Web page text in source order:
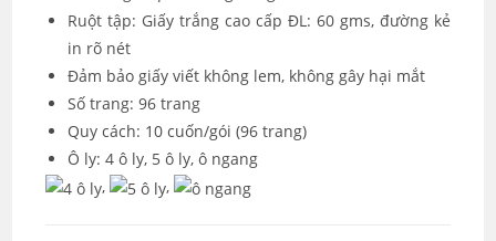
Ruột tập: Giấy trắng cao cấp ĐL: 60 gms, đường kẻ
in rõ nét
Đảm bảo giấy viết không lem, không gây hại mắt
Số trang: 96 trang
Quy cách: 10 cuốn/gói (96 trang)
Ô ly: 4 ô ly, 5 ô ly, ô ngang
,
,